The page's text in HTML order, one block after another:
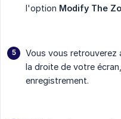
l'option Modify The
Vous vous retrouverez
la droite de votre
enregistrement.